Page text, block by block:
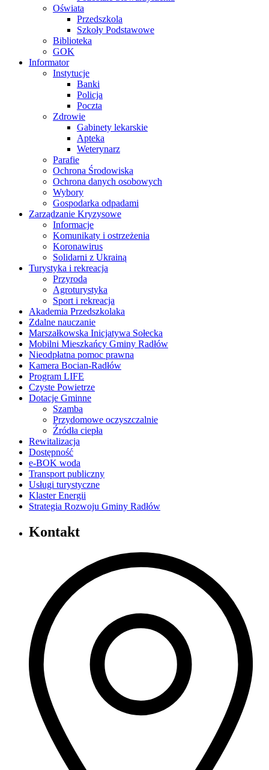
Oświata
Przedszkola
Szkoły Podstawowe
Biblioteka
GOK
Informator
Instytucje
Banki
Policja
Poczta
Zdrowie
Gabinety lekarskie
Apteka
Weterynarz
Parafie
Ochrona Środowiska
Ochrona danych osobowych
Wybory
Gospodarka odpadami
Zarządzanie Kryzysowe
Informacje
Komunikaty i ostrzeżenia
Koronawirus
Solidarni z Ukrainą
Turystyka i rekreacja
Przyroda
Agroturystyka
Sport i rekreacja
Akademia Przedszkolaka
Zdalne nauczanie
Marszałkowska Inicjatywa Sołecka
Mobilni Mieszkańcy Gminy Radłów
Nieodpłatna pomoc prawna
Kamera Bocian-Radłów
Program LIFE
Czyste Powietrze
Dotacje Gminne
Szamba
Przydomowe oczyszczalnie
Źródła ciepła
Rewitalizacja
Dostępność
e-BOK woda
Transport publiczny
Usługi turystyczne
Klaster Energii
Strategia Rozwoju Gminy Radłów
Kontakt